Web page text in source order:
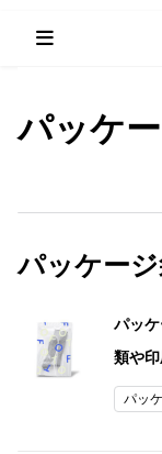
パッケ
パッケー
パッ
類や
パッ